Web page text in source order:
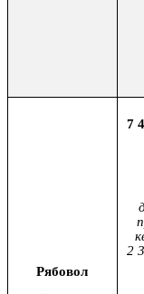
Рябовол
7
2